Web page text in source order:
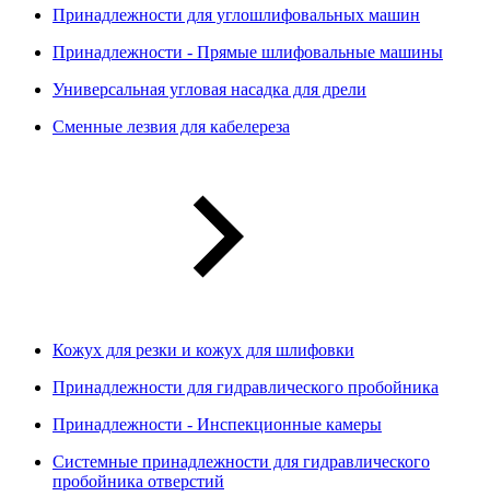
Принадлежности для углошлифовальных машин
Принадлежности - Прямые шлифовальные машины
Универсальная угловая насадка для дрели
Сменные лезвия для кабелереза
Кожух для резки и кожух для шлифовки
Принадлежности для гидравлического пробойника
Принадлежности - Инспекционные камеры
Системные принадлежности для гидравлического
пробойника отверстий